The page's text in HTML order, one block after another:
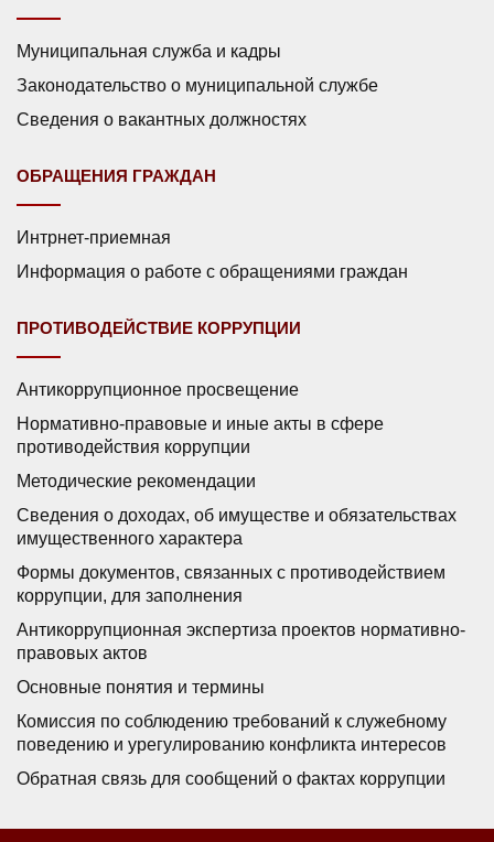
Муниципальная служба и кадры
Законодательство о муниципальной службе
Сведения о вакантных должностях
ОБРАЩЕНИЯ ГРАЖДАН
Интрнет-приемная
Информация о работе с обращениями граждан
ПРОТИВОДЕЙСТВИЕ КОРРУПЦИИ
Антикоррупционное просвещение
Нормативно-правовые и иные акты в сфере
противодействия коррупции
Методические рекомендации
Сведения о доходах, об имуществе и обязательствах
имущественного характера
Формы документов, связанных с противодействием
коррупции, для заполнения
Антикоррупционная экспертиза проектов нормативно-
правовых актов
Основные понятия и термины
Комиссия по соблюдению требований к служебному
поведению и урегулированию конфликта интересов
Обратная связь для сообщений о фактах коррупции